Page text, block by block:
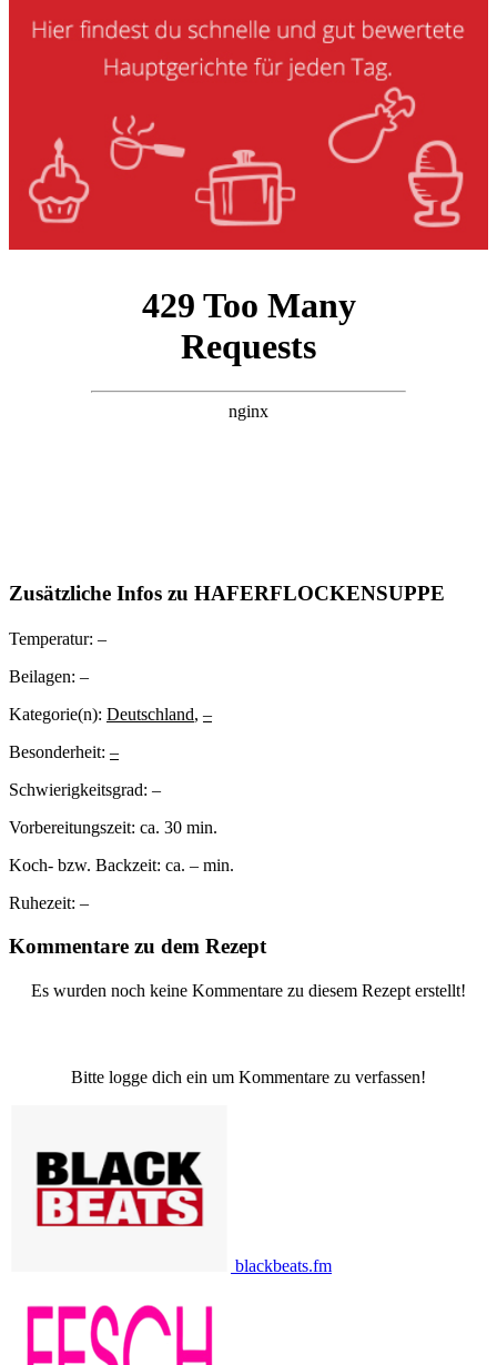
Zusätzliche Infos zu HAFERFLOCKENSUPPE
Temperatur: –
Beilagen: –
Kategorie(n): Deutschland, –
Besonderheit: –
Schwierigkeitsgrad: –
Vorbereitungszeit: ca. 30 min.
Koch- bzw. Backzeit: ca. – min.
Ruhezeit: –
Kommentare zu dem Rezept
Es wurden noch keine Kommentare zu diesem Rezept erstellt!
Bitte logge dich ein um Kommentare zu verfassen!
blackbeats.fm